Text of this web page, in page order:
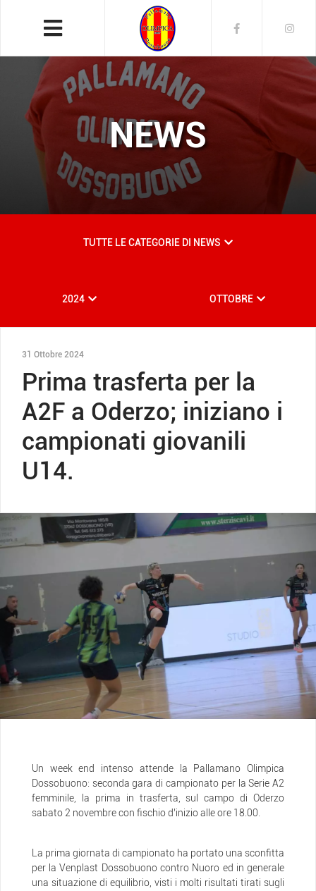
NEWS
TUTTE LE CATEGORIE DI NEWS
2024 OTTOBRE
31 Ottobre 2024
Prima trasferta per la
A2F a Oderzo; iniziano i
campionati giovanili
U14.
Un week end intenso attende la Pallamano Olimpica
Dossobuono: seconda gara di campionato per la Serie A2
femminile, la prima in trasferta, sul campo di Oderzo
sabato 2 novembre con fischio d’inizio alle ore 18.00.
La prima giornata di campionato ha portato una sconfitta
per la Venplast Dossobuono contro Nuoro ed in generale
una situazione di equilibrio, visti i molti risultati tirati sugli